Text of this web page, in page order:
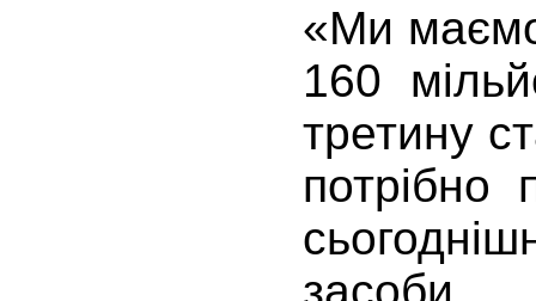
«Ми
160
третину
потрібно